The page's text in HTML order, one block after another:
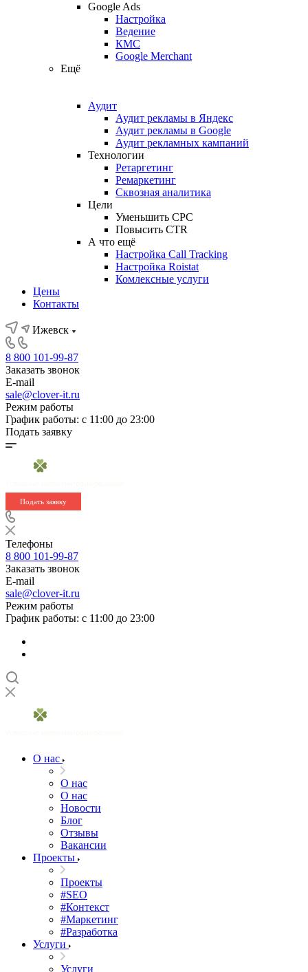
Google Ads
Настройка
Ведение
КМС
Google Merchant
Ещё
Аудит
Аудит рекламы в Яндекс
Аудит рекламы в Google
Аудит рекламных кампаний
Технологии
Ретаргетинг
Ремаркетинг
Сквозная аналитика
Цели
Уменьшить CPC
Повысить CTR
А что ещё
Настройка Call Tracking
Настройка Roistat
Комлексные услуги
Цены
Контакты
Ижевск
8 800 101-99-87
Заказать звонок
E-mail
sale@clover-it.ru
Режим работы
График работы: с 11:00 до 23:00
Подать заявку
Подать заявку
Телефоны
8 800 101-99-87
Заказать звонок
E-mail
sale@clover-it.ru
Режим работы
График работы: с 11:00 до 23:00
О нас
О нас
О нас
Новости
Блог
Отзывы
Вакансии
Проекты
Проекты
#SEO
#Контекст
#Маркетинг
#Разработка
Услуги
Услуги